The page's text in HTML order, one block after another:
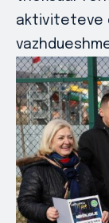
aktiviteteve